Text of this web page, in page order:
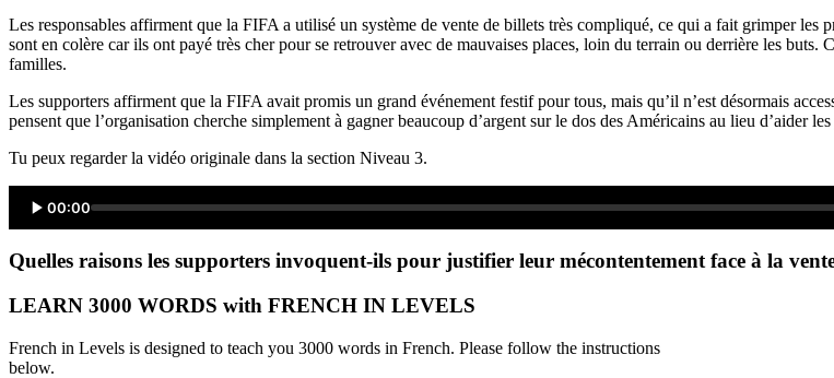
Les responsables affirment que la FIFA a utilisé un système de vente de billets très compliqué, ce qui a fait grimper
sont en colère car ils ont payé très cher pour se retrouver avec de mauvaises places, loin du terrain ou derrière les
familles.
Les supporters affirment que la FIFA avait promis un grand événement festif pour tous, mais qu’il n’est désormais
pensent que l’organisation cherche simplement à gagner beaucoup d’argent sur le dos des Américains au lieu d’aider
Tu peux regarder la vidéo originale dans la section Niveau 3.
00:00
Quelles raisons les supporters invoquent-ils pour justifier leur mécontentement face à la
LEARN 3000 WORDS with FRENCH IN LEVELS
French in Levels is designed to teach you 3000 words in French. Please follow the instructions
below.